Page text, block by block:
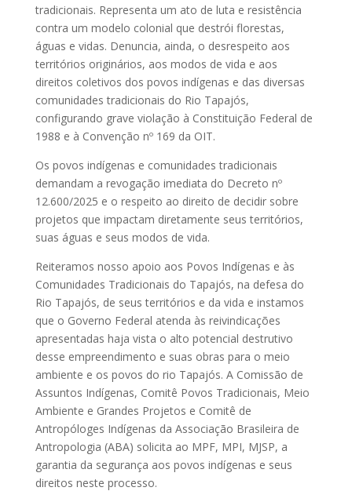
tradicionais. Representa um ato de luta e resistência
contra um modelo colonial que destrói florestas,
águas e vidas. Denuncia, ainda, o desrespeito aos
territórios originários, aos modos de vida e aos
direitos coletivos dos povos indígenas e das diversas
comunidades tradicionais do Rio Tapajós,
configurando grave violação à Constituição Federal de
1988 e à Convenção nº 169 da OIT.
Os povos indígenas e comunidades tradicionais
demandam a revogação imediata do Decreto nº
12.600/2025 e o respeito ao direito de decidir sobre
projetos que impactam diretamente seus territórios,
suas águas e seus modos de vida.
Reiteramos nosso apoio aos Povos Indígenas e às
Comunidades Tradicionais do Tapajós, na defesa do
Rio Tapajós, de seus territórios e da vida e instamos
que o Governo Federal atenda às reivindicações
apresentadas haja vista o alto potencial destrutivo
desse empreendimento e suas obras para o meio
ambiente e os povos do rio Tapajós. A Comissão de
Assuntos Indígenas, Comitê Povos Tradicionais, Meio
Ambiente e Grandes Projetos e Comitê de
Antropóloges Indígenas da Associação Brasileira de
Antropologia (ABA) solicita ao MPF, MPI, MJSP, a
garantia da segurança aos povos indígenas e seus
direitos neste processo.